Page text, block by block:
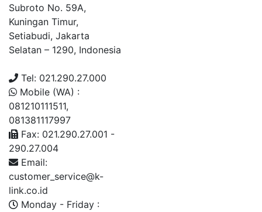
Subroto No. 59A,
Kuningan Timur,
Setiabudi, Jakarta
Selatan – 1290, Indonesia
Tel: 021.290.27.000
Mobile (WA) :
081210111511,
081381117997
Fax: 021.290.27.001 -
290.27.004
Email:
customer_service@k-
link.co.id
Monday - Friday :